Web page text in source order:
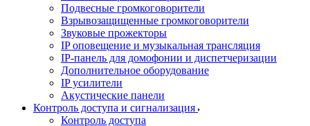
Подвесные громкоговорители
Взрывозащищенные громкоговорители
Звуковые прожекторы
IP оповещение и музыкальная трансляция
IP-панель для домофонии и диспетчеризации
Дополнительное оборудование
IP усилители
Акустические панели
Контроль доступа и сигнализация
Контроль доступа